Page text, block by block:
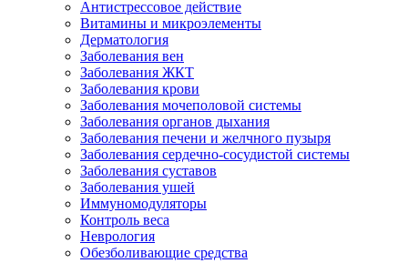
Антистрессовое действие
Витамины и микроэлементы
Дерматология
Заболевания вен
Заболевания ЖКТ
Заболевания крови
Заболевания мочеполовой системы
Заболевания органов дыхания
Заболевания печени и желчного пузыря
Заболевания сердечно-сосудистой системы
Заболевания суставов
Заболевания ушей
Иммуномодуляторы
Контроль веса
Неврология
Обезболивающие средства